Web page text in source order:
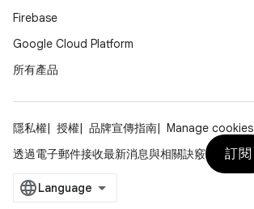
Firebase
Google Cloud Platform
所有產品
隱私權 授權 品牌宣傳指南
Manage cookies
透過電子郵件接收最新消息與相關訣竅
訂閱